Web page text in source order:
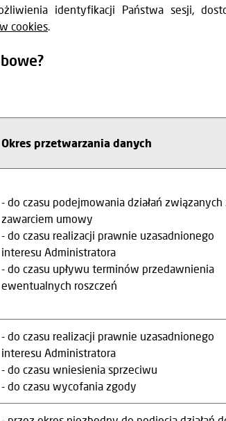
identyfikacji Państwa sesji,
cookies.
Okres przetwarzania danych
- do czasu podejmowania działań związanych
zawarciem umowy
- do czasu realizacji prawnie uzasadnionego
interesu Administratora
- do czasu upływu terminów przedawnienia
ewentualnych roszczeń
- do czasu realizacji prawnie uzasadnionego
interesu Administratora
- do czasu wniesienia sprzeciwu
- do czasu wycofania zgody